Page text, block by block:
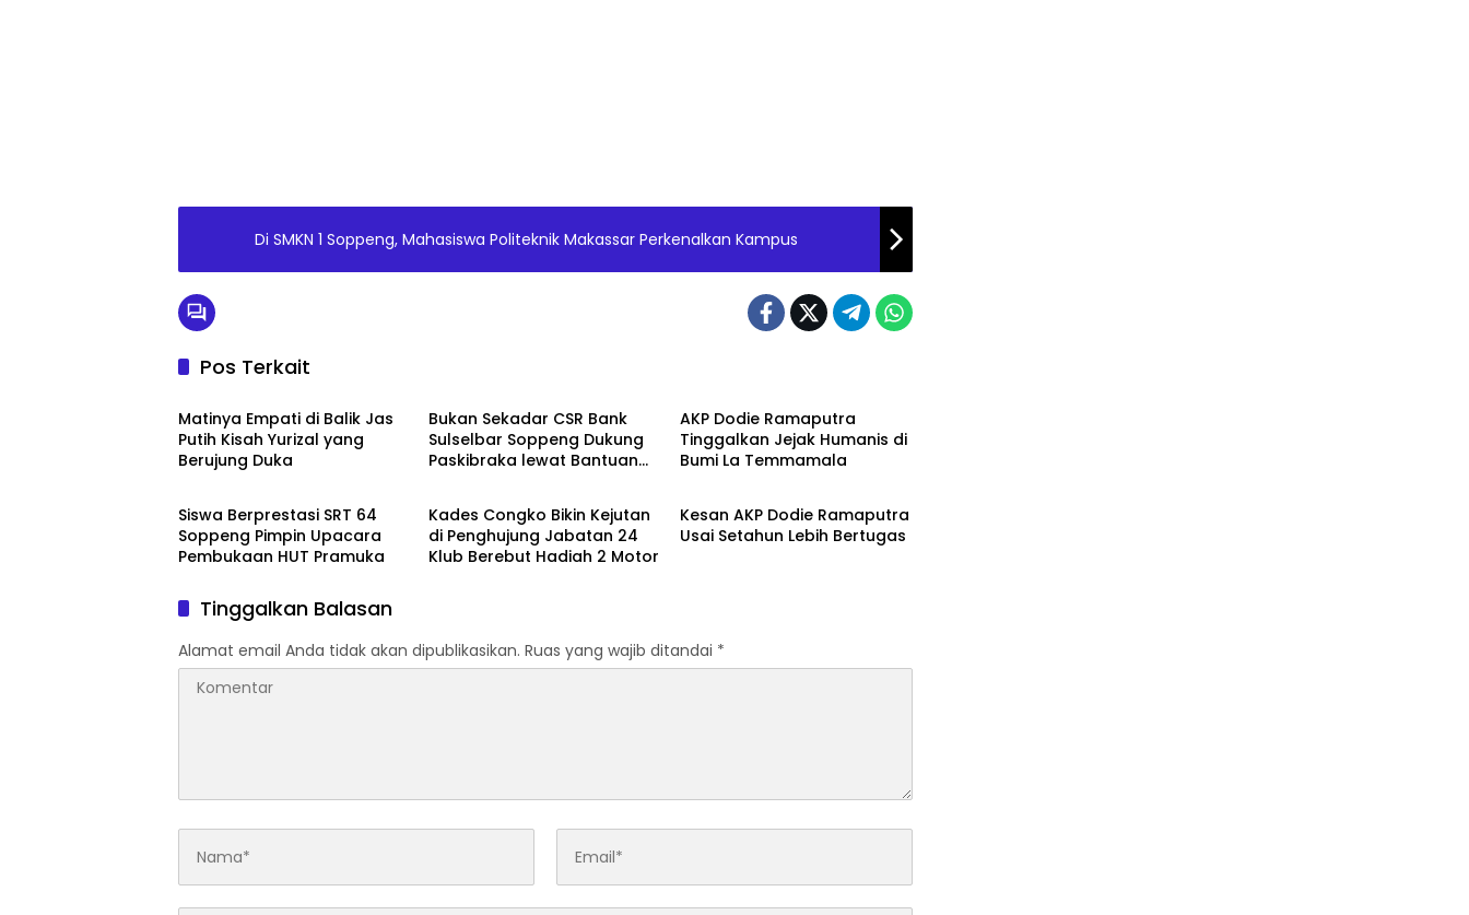
Di SMKN 1 Soppeng, Mahasiswa Politeknik Makassar Perkenalkan Kampus
Pos Terkait
Metro
Matinya Empati di Balik Jas
Putih Kisah Yurizal yang
Berujung Duka
Bukan Sekadar CSR Bank
Sulselbar Soppeng Dukung
Paskibraka lewat Bantuan
AKP Dodie Ramaputra
Tinggalkan Jejak Humanis di
Bumi La Temmamala
Metro
Siswa Berprestasi SRT 64
Soppeng Pimpin Upacara
Pembukaan HUT Pramuka
Metro
Kades Congko Bikin Kejutan
di Penghujung Jabatan 24
Klub Berebut Hadiah 2 Motor
Metro
Kesan AKP Dodie Ramaputra
Usai Setahun Lebih Bertugas
Tinggalkan Balasan
Alamat email Anda tidak akan dipublikasikan. Ruas yang wajib ditandai *